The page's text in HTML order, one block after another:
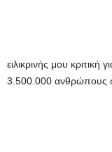
ειλικρινής μου
3.500.000 ανθρώπους